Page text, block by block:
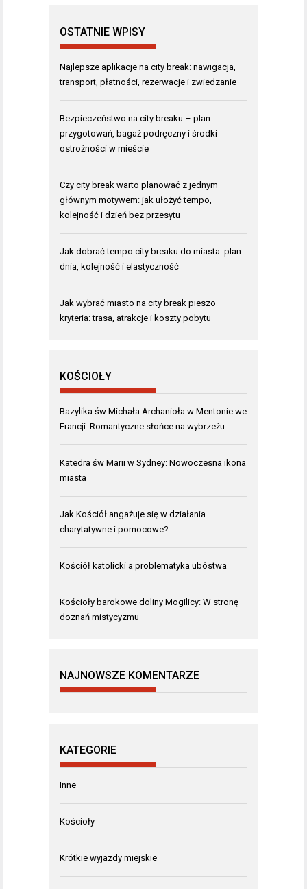
OSTATNIE WPISY
Najlepsze aplikacje na city break: nawigacja,
transport, płatności, rezerwacje i zwiedzanie
Bezpieczeństwo na city breaku – plan
przygotowań, bagaż podręczny i środki
ostrożności w mieście
Czy city break warto planować z jednym
głównym motywem: jak ułożyć tempo,
kolejność i dzień bez przesytu
Jak dobrać tempo city breaku do miasta: plan
dnia, kolejność i elastyczność
Jak wybrać miasto na city break pieszo —
kryteria: trasa, atrakcje i koszty pobytu
KOŚCIOŁY
Bazylika św Michała Archanioła w Mentonie we
Francji: Romantyczne słońce na wybrzeżu
Katedra św Marii w Sydney: Nowoczesna ikona
miasta
Jak Kościół angażuje się w działania
charytatywne i pomocowe?
Kościół katolicki a problematyka ubóstwa
Kościoły barokowe doliny Mogilicy: W stronę
doznań mistycyzmu
NAJNOWSZE KOMENTARZE
KATEGORIE
Inne
Kościoły
Krótkie wyjazdy miejskie